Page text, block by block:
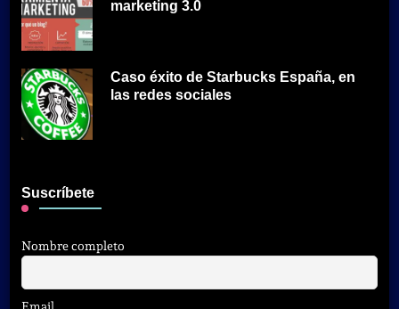
marketing 3.0
Caso éxito de Starbucks España, en
las redes sociales
Suscríbete
Nombre completo